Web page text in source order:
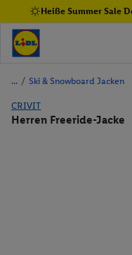
Heiße Summer Sale
/ Ski & Snowboard Jacken
CRIVIT
Herren Freeride-Jacke